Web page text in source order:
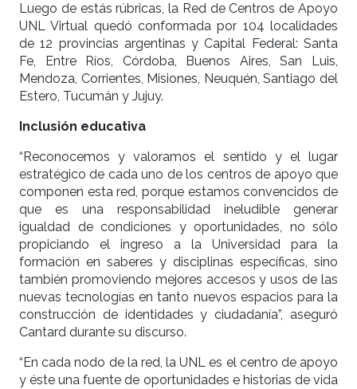
Luego de estás rúbricas, la Red de Centros de Apoyo
UNL Virtual quedó conformada por 104 localidades
de 12 provincias argentinas y Capital Federal: Santa
Fe, Entre Ríos, Córdoba, Buenos Aires, San Luis,
Mendoza, Corrientes, Misiones, Neuquén, Santiago del
Estero, Tucumán y Jujuy.
Inclusión educativa
“Reconocemos y valoramos el sentido y el lugar
estratégico de cada uno de los centros de apoyo que
componen esta red, porque estamos convencidos de
que es una responsabilidad ineludible generar
igualdad de condiciones y oportunidades, no sólo
propiciando el ingreso a la Universidad para la
formación en saberes y disciplinas específicas, sino
también promoviendo mejores accesos y usos de las
nuevas tecnologías en tanto nuevos espacios para la
construcción de identidades y ciudadanía”, aseguró
Cantard durante su discurso.
“En cada nodo de la red, la UNL es el centro de apoyo
y éste una fuente de oportunidades e historias de vida